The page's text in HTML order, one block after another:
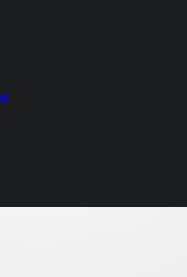
당산립카페
ｍ✩당산립
핸플 당산스
출장안마